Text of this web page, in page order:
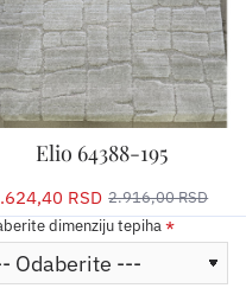
Elio 64388-195
RSD 2.916,00 RSD
dimenziju tepiha